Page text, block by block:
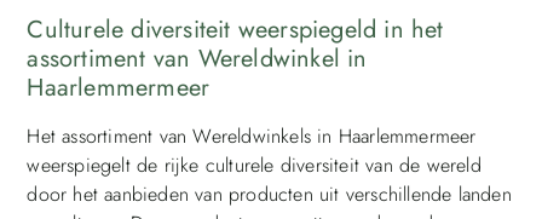
Culturele diversiteit weerspiegeld in het
assortiment van Wereldwinkel in
Haarlemmermeer
Het assortiment van Wereldwinkels in Haarlemmermeer
weerspiegelt de rijke culturele diversiteit van de wereld
door het aanbieden van producten uit verschillende landen